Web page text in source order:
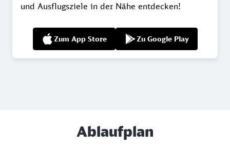
und Ausflugsziele in der Nähe entdecken!
Zum App Store Zu Google Play
Ablaufplan